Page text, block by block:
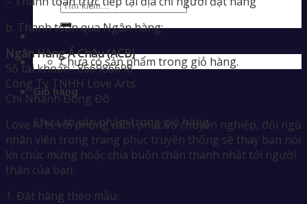
Chưa có sản phẩm trong giỏ hàng.
Giỏ hàng
Chưa có sản phẩm trong giỏ hàng.
b. Thanh toán qua Ngân hàng:
Ngân Hàng Á Châu (ACB)
Số tài khoản : 866986698
Công Ty TNHH Love Arts
Chi Nhánh Đông Đô
Love Arts với phong cách phục vụ chuyên nghiệp, đội ngũ
nhân viên trong trang phục truyền thống sẽ thay bạn nói
lời chúc mừng hoặc chia buồn chân thành nhất tới người
thân của bạn.
1. Đặt hàng theo mẫu: